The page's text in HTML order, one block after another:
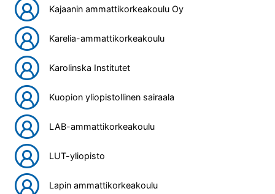
Kajaanin ammattikorkeakoulu Oy
Karelia-ammattikorkeakoulu
Karolinska Institutet
Kuopion yliopistollinen sairaala
LAB-ammattikorkeakoulu
LUT-yliopisto
Lapin ammattikorkeakoulu